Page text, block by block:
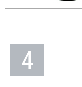
4